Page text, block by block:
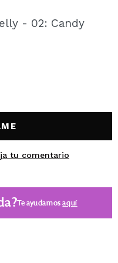
podrás realizar
el estado de tus
- 02: Candy
tu comentario
Te ayudamosaquí